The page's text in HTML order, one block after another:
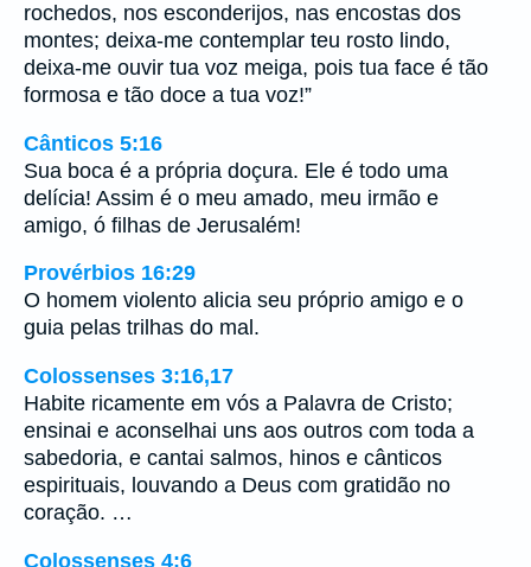
rochedos, nos esconderijos, nas encostas dos
montes; deixa-me contemplar teu rosto lindo,
deixa-me ouvir tua voz meiga, pois tua face é tão
formosa e tão doce a tua voz!”
Cânticos 5:16
Sua boca é a própria doçura. Ele é todo uma
delícia! Assim é o meu amado, meu irmão e
amigo, ó filhas de Jerusalém!
Provérbios 16:29
O homem violento alicia seu próprio amigo e o
guia pelas trilhas do mal.
Colossenses 3:16,17
Habite ricamente em vós a Palavra de Cristo;
ensinai e aconselhai uns aos outros com toda a
sabedoria, e cantai salmos, hinos e cânticos
espirituais, louvando a Deus com gratidão no
coração. …
Colossenses 4:6